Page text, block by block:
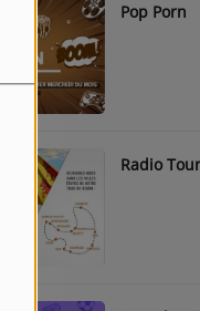
Pop Porn
Radio